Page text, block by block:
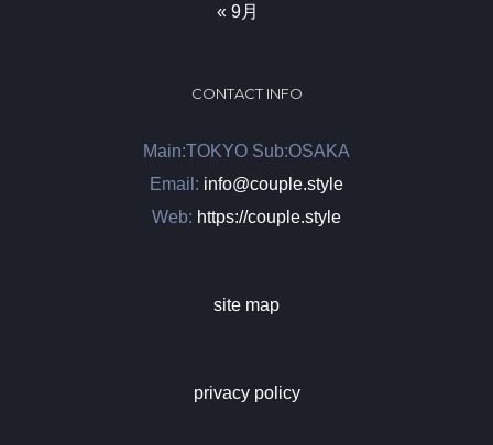
« 9月
CONTACT INFO
Main:TOKYO Sub:OSAKA
Email: info@couple.style
Web: https://couple.style
site map
privacy policy